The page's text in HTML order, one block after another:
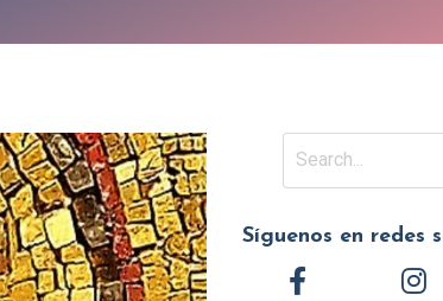
Síguenos en redes